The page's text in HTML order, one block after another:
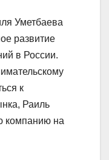
Уметбаева
развитие
в России.
к
Раиль
компанию на